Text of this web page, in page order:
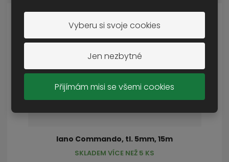
Vyberu si svoje cookies
Jen nezbytné
Přijímám misi se všemi cookies
lano Commando, tl. 5mm, 15m
SKLADEM VÍCE NEŽ 5 KS